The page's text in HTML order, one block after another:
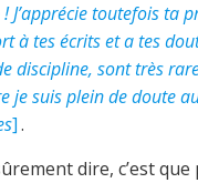
J’apprécie toutefois ta
à tes écrits et a tes
discipline, sont très
je suis plein de doute
].
dire, c’est